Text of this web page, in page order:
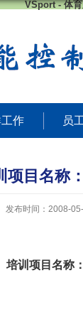
VSport - 体
作 员
项目名称
发布时间：2008-
培训项目名称